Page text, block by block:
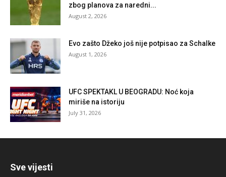
zbog planova za naredni...
August 2, 2026
Evo zašto Džeko još nije potpisao za Schalke
August 1, 2026
UFC SPEKTAKL U BEOGRADU: Noć koja
miriše na istoriju
July 31, 2026
Sve vijesti